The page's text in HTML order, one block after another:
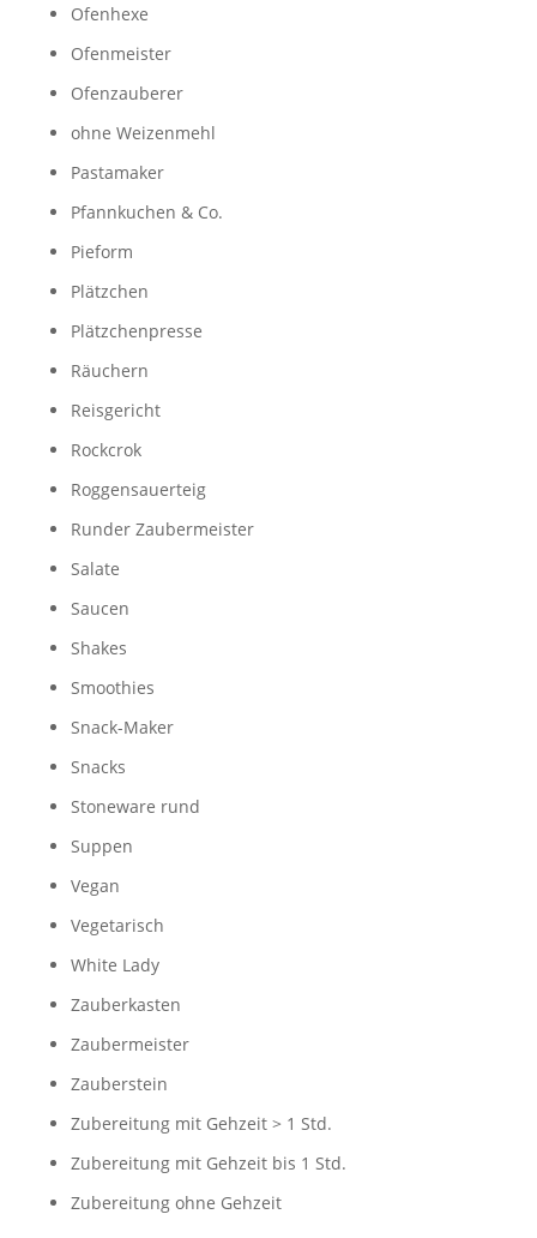
Ofenhexe
Ofenmeister
Ofenzauberer
ohne Weizenmehl
Pastamaker
Pfannkuchen & Co.
Pieform
Plätzchen
Plätzchenpresse
Räuchern
Reisgericht
Rockcrok
Roggensauerteig
Runder Zaubermeister
Salate
Saucen
Shakes
Smoothies
Snack-Maker
Snacks
Stoneware rund
Suppen
Vegan
Vegetarisch
White Lady
Zauberkasten
Zaubermeister
Zauberstein
Zubereitung mit Gehzeit > 1 Std.
Zubereitung mit Gehzeit bis 1 Std.
Zubereitung ohne Gehzeit